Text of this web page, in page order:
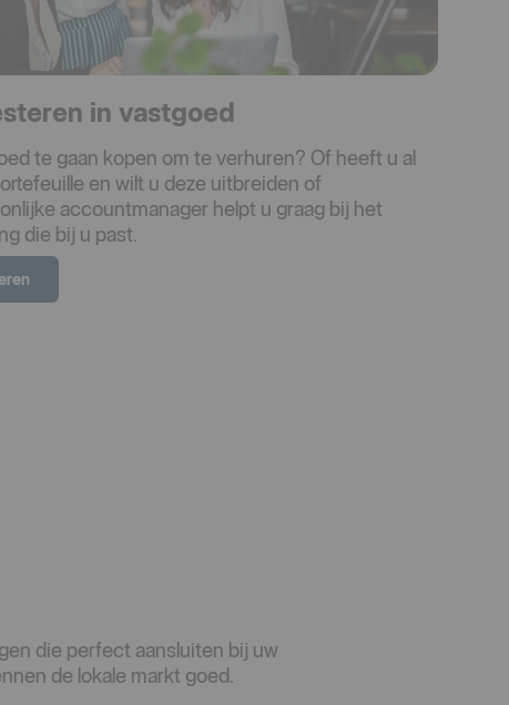
in vastgoed
te gaan kopen om te verhuren? Of heeft u al
en wilt u deze uitbreiden of
accountmanager helpt u graag bij het
die bij u past.
die perfect aansluiten bij uw
de lokale markt goed.